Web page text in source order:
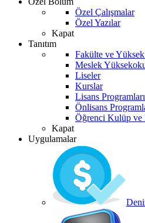
Özel Çalışmalar
Özel Yazılar
Kapat
Tanıtım
Fakülte ve
Meslek
Liseler
Kurslar
Lisans Programları
Önlisans
Öğrenci Kulüp ve
Kapat
Uygulamalar